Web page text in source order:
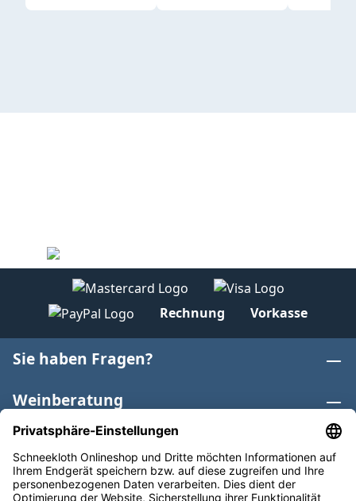
Rechnung Vorkasse
Sie haben Fragen?
Weinberatung
Informationen
Weinkategorien